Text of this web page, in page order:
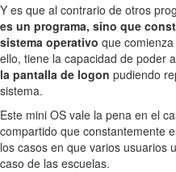
Y es que al contrario de otros
es un programa, sino que
sistema operativo que
ello, tiene la capacidad de poder
la pantalla de logon pudiendo
sistema.
Este mini OS vale la pena en el
compartido que constantemente
los casos en que varios usuarios
caso de las escuelas.